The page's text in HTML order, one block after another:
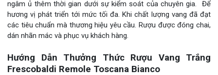
ngâm ủ thêm thời gian dưới sự kiểm soát của chuyên gia. Để
hương vị phát triển tới mức tối đa. Khi chất lượng vang đã đạt
các tiêu chuẩn mà thương hiệu yêu cầu. Rượu được đóng chai,
dán nhãn mác và phục vụ khách hàng.
Hướng Dẫn Thưởng Thức Rượu Vang Trắng
Frescobaldi Remole Toscana Bianco